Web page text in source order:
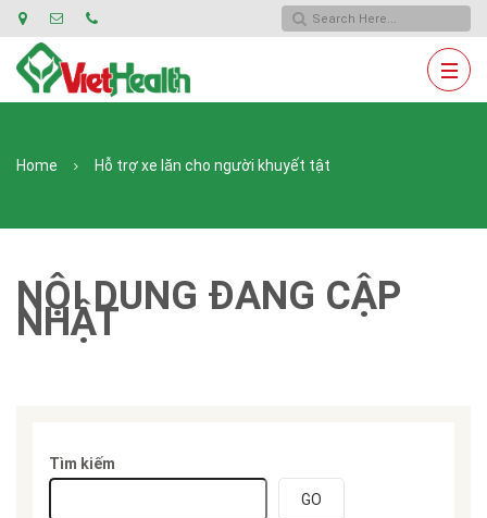
Home Hỗ trợ xe lăn cho người khuyết tật
NỘI DUNG ĐANG CẬP
NHẬT
Tìm kiếm
GO